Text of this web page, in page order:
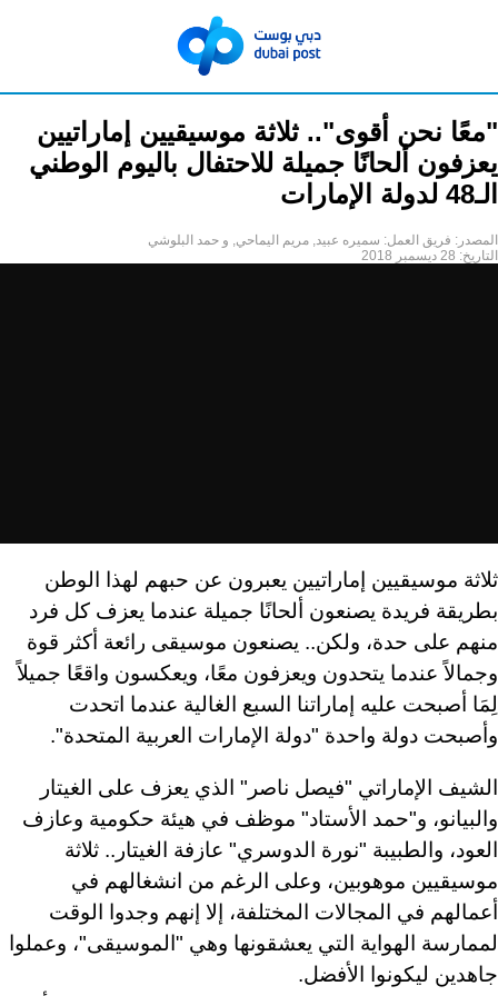
"معًا نحن أقوى".. ثلاثة موسيقيين إماراتيين
يعزفون ألحانًا جميلة للاحتفال باليوم الوطني
الـ48 لدولة الإمارات
المصدر: فريق العمل: سميره عبيد, مريم اليماحي, و حمد البلوشي
التاريخ: 28 ديسمبر 2018
ثلاثة موسيقيين إماراتيين يعبرون عن حبهم لهذا الوطن
بطريقة فريدة يصنعون ألحانًا جميلة عندما يعزف كل فرد
منهم على حدة، ولكن.. يصنعون موسيقى رائعة أكثر قوة
وجمالاً عندما يتحدون ويعزفون معًا، ويعكسون واقعًا جميلاً
لِمَا أصبحت عليه إماراتنا السبع الغالية عندما اتحدت
وأصبحت دولة واحدة "دولة الإمارات العربية المتحدة".
الشيف الإماراتي "فيصل ناصر" الذي يعزف على الغيتار
والبيانو، و"حمد الأستاد" موظف في هيئة حكومية وعازف
العود، والطبيبة "نورة الدوسري" عازفة الغيتار.. ثلاثة
موسيقيين موهوبين، وعلى الرغم من انشغالهم في
أعمالهم في المجالات المختلفة، إلا إنهم وجدوا الوقت
لممارسة الهواية التي يعشقونها وهي "الموسيقى"، وعملوا
جاهدين ليكونوا الأفضل.